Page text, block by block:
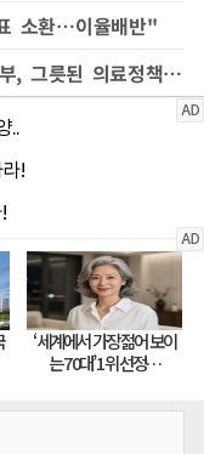
소환…이율배반"
서울대 전공의 대표, 참고인 조사 "정부, 그릇된 의료정책 강행"